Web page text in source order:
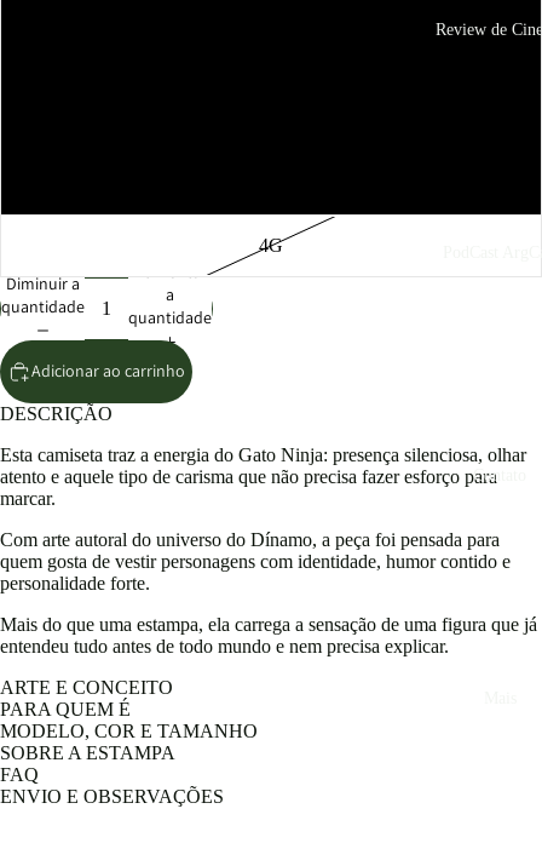
Review de
Contato
4G
Diminuir a
quantidade
Aumentar
a
quantidade
Adicionar ao carrinho
DESCRIÇÃO
Esta camiseta traz a energia do Gato Ninja: presença silenciosa, olhar
atento e aquele tipo de carisma que não precisa fazer esforço para
marcar.
Com arte autoral do universo do Dínamo, a peça foi pensada para
quem gosta de vestir personagens com identidade, humor contido e
personalidade forte.
Mais do que uma estampa, ela carrega a sensação de uma figura que já
entendeu tudo antes de todo mundo e nem precisa explicar.
ARTE E CONCEITO
PARA QUEM É
MODELO, COR E TAMANHO
SOBRE A ESTAMPA
FAQ
ENVIO E OBSERVAÇÕES